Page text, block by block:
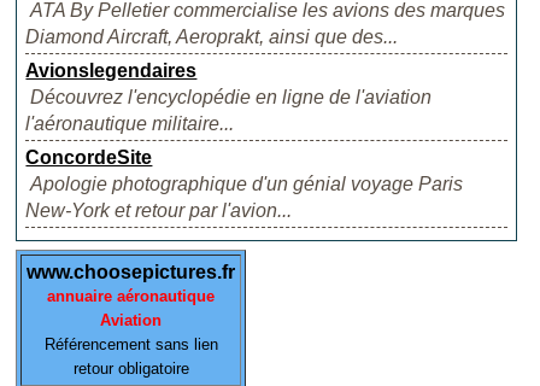
ATA By Pelletier commercialise les avions des marques
Diamond Aircraft, Aeroprakt, ainsi que des...
Avionslegendaires
Découvrez l'encyclopédie en ligne de l'aviation
l'aéronautique militaire...
ConcordeSite
Apologie photographique d'un génial voyage Paris
New-York et retour par l'avion...
www.choosepictures.fr
annuaire aéronautique
Aviation
Référencement sans lien
retour obligatoire